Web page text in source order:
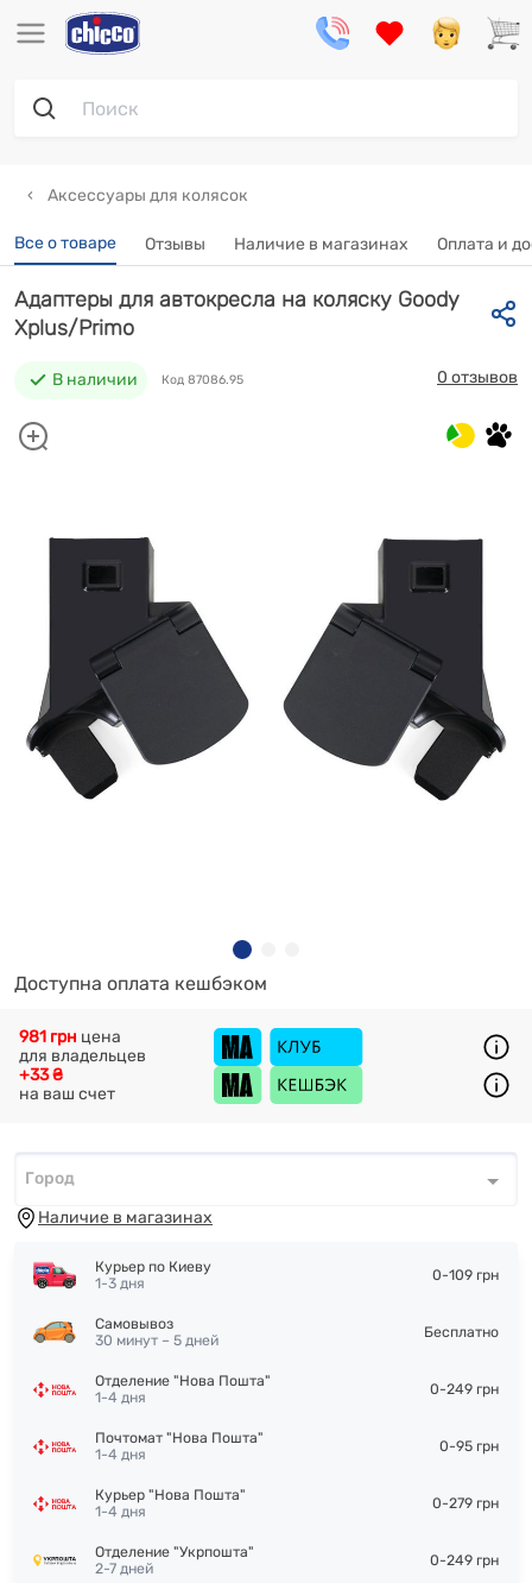
Аксессуары для колясок
Все о товаре Отзывы Наличие в магазинах Оплата и
Адаптеры для автокресла на коляску Goody
Xplus/Primo
В наличии Код 87086.95 0 отзывов
Доступна оплата кешбэком
+33 ₴
на ваш счет
981 грн цена
для владельцев
Город*
Город
Наличие в магазинах
Курьер по Киеву
1-3 дня
0-109 грн
Самовывоз
30 минут – 5 дней
Бесплатно
Отделение "Нова Пошта"
1-4 дня
0-249 грн
Почтомат "Нова Пошта"
1-4 дня
0-95 грн
Курьер "Нова Пошта"
1-4 дня
0-279 грн
Отделение "Укрпошта"
2-7 дней
0-249 грн